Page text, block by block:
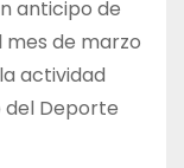
anticipo de
de marzo
actividad
del Deporte